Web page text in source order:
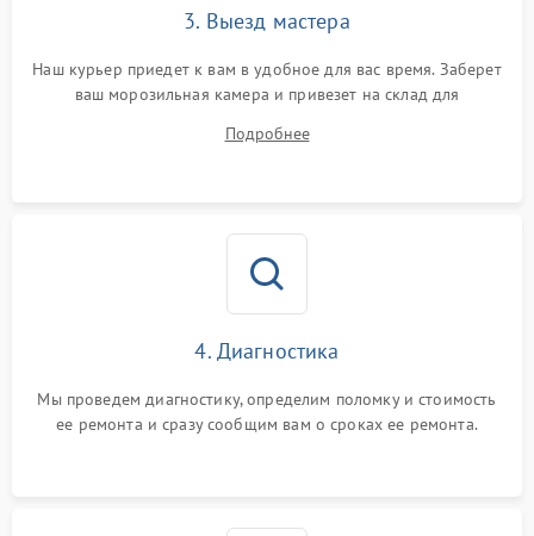
3. Выезд мастера
Наш курьер приедет к вам в удобное для вас время. Заберет
ваш морозильная камера и привезет на склад для
Подробнее
4. Диагностика
Мы проведем диагностику, определим поломку и стоимость
ее ремонта и сразу сообщим вам о сроках ее ремонта.